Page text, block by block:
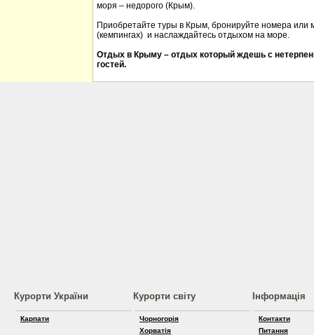
моря – недорого (Крым).
Приобретайте туры в Крым, бронируйте номера или
(кемпингах) и наслаждайтесь отдыхом на море.
Отдых в Крыму – отдых который ждешь с
гостей.
Курорти України
Карпати
Курорти світу
Чорногорія
Хорватія
Інформація
Контакти
Питання